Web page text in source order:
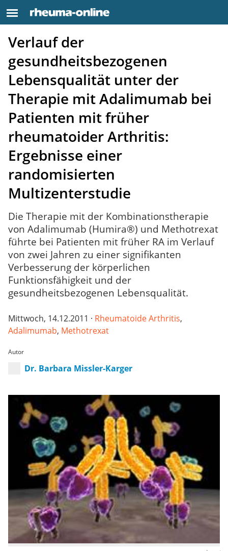
Verlauf der
gesundheitsbezogenen
Lebensqualität unter der
Therapie mit Adalimumab bei
Patienten mit früher
rheumatoider Arthritis:
Ergebnisse einer
randomisierten
Multizenterstudie
Die Therapie mit der Kombinationstherapie
von Adalimumab (Humira®) und Methotrexat
führte bei Patienten mit früher RA im Verlauf
von zwei Jahren zu einer signifikanten
Verbesserung der körperlichen
Funktionsfähigkeit und der
gesundheitsbezogenen Lebensqualität.
Mittwoch, 14.12.2011 · Rheumatoide Arthritis,
Adalimumab, Methotrexat
Autor
Dr. Barbara Missler-Karger